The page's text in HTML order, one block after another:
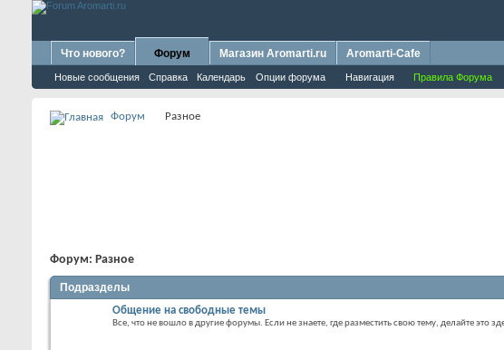
Что нового? Форум
Новые сообщения Справка Календарь Опции форума Навигация Правила Форума
Магазин Aromarti.ru Aromarti-Cafe
Форум Разное
Форум: Разное
Подразделы
Общение на свободные темы
Все, что не вошло в другие форумы. Если не знаете, где разместить свою тему, делайте это